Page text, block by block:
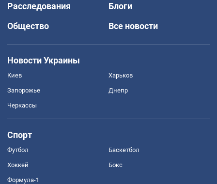
Расследования
Блоги
Общество
Все новости
Новости Украины
Киев Харьков
Запорожье Днепр
Черкассы
Спорт
Футбол Баскетбол
Хоккей Бокс
Формула-1